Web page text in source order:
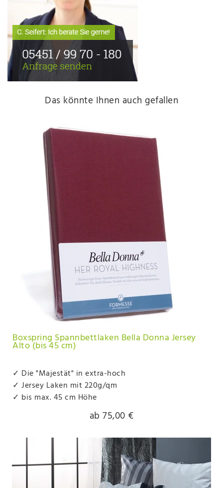
Das könnte Ihnen auch gefallen
Boxspring Spannbettlaken Bella Donna Jersey
Alto (bis 45 cm)
✓ Die "Majestät" in extra-hoch
✓ Jersey Laken mit 220g/qm
✓ bis max. 45 cm Höhe
ab 75,00 €